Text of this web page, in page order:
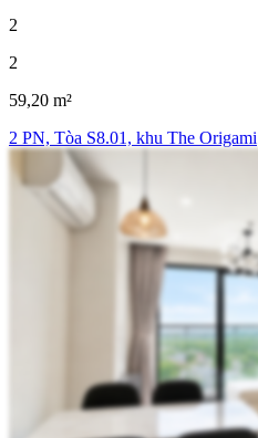
2
2
59,20 m²
2 PN, Tòa S8.01, khu The Origami